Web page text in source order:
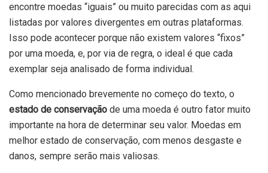
encontre moedas “iguais” ou muito parecidas com as aqui
listadas por valores divergentes em outras plataformas.
Isso pode acontecer porque não existem valores “fixos”
por uma moeda, e, por via de regra, o ideal é que cada
exemplar seja analisado de forma individual.
Como mencionado brevemente no começo do texto, o
estado de conservação de uma moeda é outro fator muito
importante na hora de determinar seu valor. Moedas em
melhor estado de conservação, com menos desgaste e
danos, sempre serão mais valiosas.